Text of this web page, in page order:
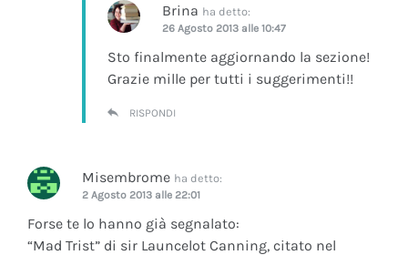
Brina ha detto:
26 Agosto 2013 alle 10:47
Sto finalmente aggiornando la sezione!
Grazie mille per tutti i suggerimenti!!
RISPONDI
Misembrome ha detto:
2 Agosto 2013 alle 22:01
Forse te lo hanno già segnalato:
“Mad Trist” di sir Launcelot Canning, citato nel